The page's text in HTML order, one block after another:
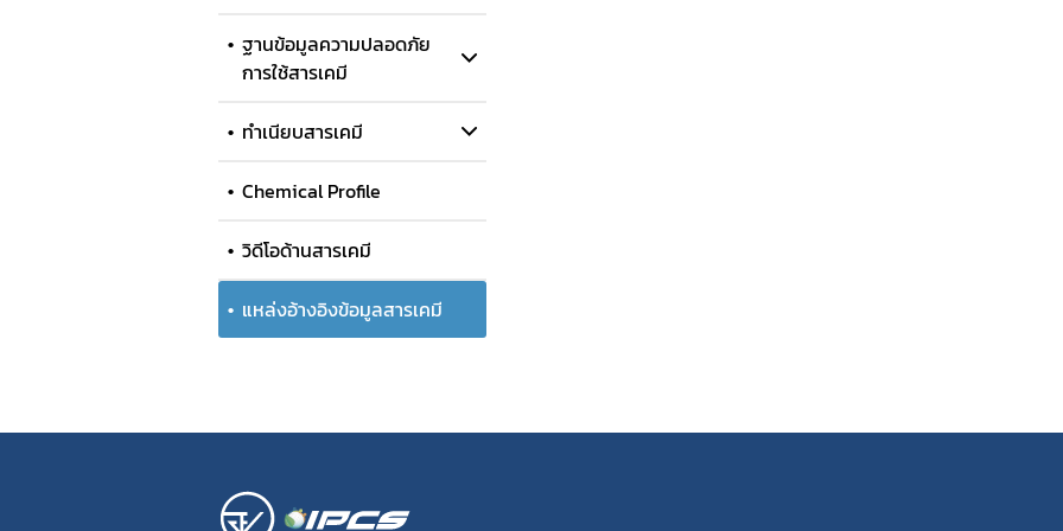
ฐานข้อมูลความปลอดภัย
การใช้สารเคมี
ทำเนียบสารเคมี
Chemical Profile
วิดีโอด้านสารเคมี
แหล่งอ้างอิงข้อมูลสารเคมี